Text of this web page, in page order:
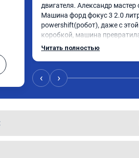
двигателя. Александр мастер
Машина форд фокус 3 2.0
powershift(робот), даже с
коробкой, машина
даже страшно от такого
машины, при этом расход
немного уменьшился,
Читать полностью
‹ ›